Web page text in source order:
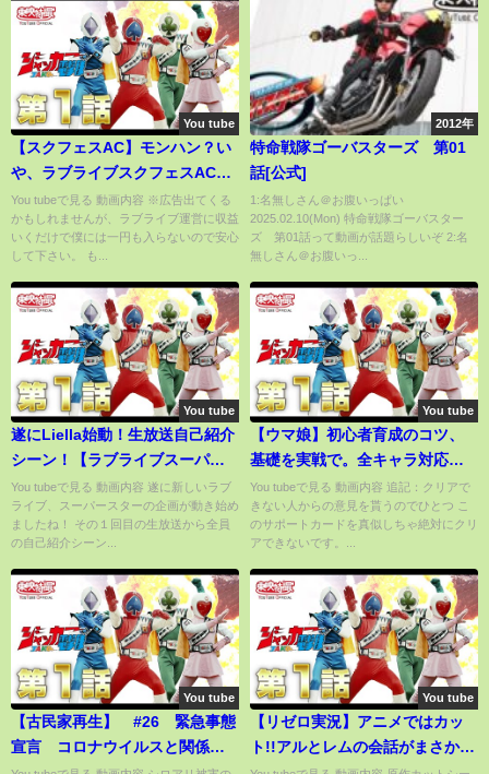
You tube
【スクフェスAC】モンハン？い
や、ラブライブスクフェスACだ
ろ！！！！！！！【ラブライ
ブ】【PS4】【共感性羞恥】【黒
歴史爆誕】
You tubeで見る 動画内容 ※広告出てくる
かもしれませんが、ラブライブ運営に収益
いくだけで僕には一円も入らないので安心
して下さい。 も...
2012年
特命戦隊ゴーバスターズ 第01
話[公式]
1:名無しさん＠お腹いっぱい
2025.02.10(Mon) 特命戦隊ゴーバスター
ズ 第01話って動画が話題らしいぞ 2:名
無しさん＠お腹いっ...
You tube
遂にLiella始動！生放送自己紹介
シーン！【ラブライブスーパー
スター】
You tubeで見る 動画内容 遂に新しいラブ
ライブ、スーパースターの企画が動き始め
ましたね！ その１回目の生放送から全員
の自己紹介シーン...
You tube
【ウマ娘】初心者育成のコツ、
基礎を実戦で。全キャラ対応。
因子周回可。全てが詰まってる
単純な育成基準【プリティーダ
ービー/URAファイナルズ/育成/
You tubeで見る 動画内容 追記：クリアで
きない人からの意見を貰うのでひとつ こ
のサポートカードを真似しちゃ絶対にクリ
アできないです。...
You tube
【古民家再生】 #26 緊急事態
宣言 コロナウイルスと関係は
You tube
【リゼロ実況】アニメではカッ
ト!!アルとレムの会話がまさか